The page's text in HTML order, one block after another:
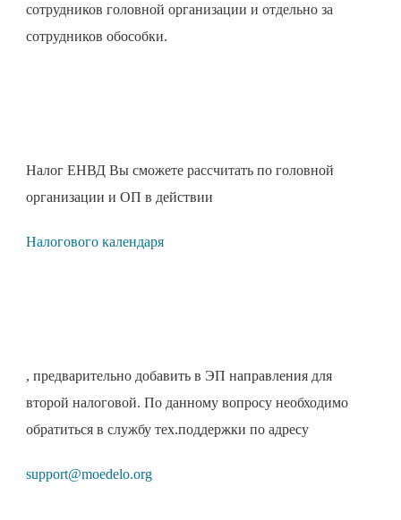
сотрудников головной организации и отдельно за
сотрудников обособки.
Налог ЕНВД Вы сможете рассчитать по головной
организации и ОП в действии
Налогового календаря
, предварительно добавить в ЭП направления для
второй налоговой. По данному вопросу необходимо
обратиться в службу тех.поддержки по адресу
support@moedelo.org